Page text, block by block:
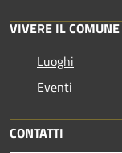
VIVERE IL COMUNE
Luoghi
Eventi
CONTATTI